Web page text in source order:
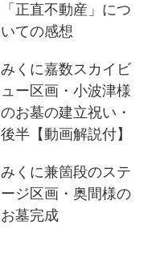
「正直不動産」につ
いての感想
みくに嘉数スカイビ
ュー区画・小波津様
のお墓の建立祝い・
後半【動画解説付】
みくに兼箇段のステ
ージ区画・奥間様の
お墓完成